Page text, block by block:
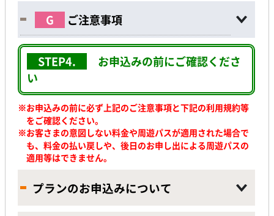
G ご注意事項
STEP4. お申込みの前にご確認くださ
い
※お申込みの前に必ず上記のご注意事項と下記の利用規約等
をご確認ください。
※お客さまの意図しない料金や周遊パスが適用された場合で
も、料金の払い戻しや、後日のお申し出による周遊パスの
適用等はできません。
プランのお申込みについて